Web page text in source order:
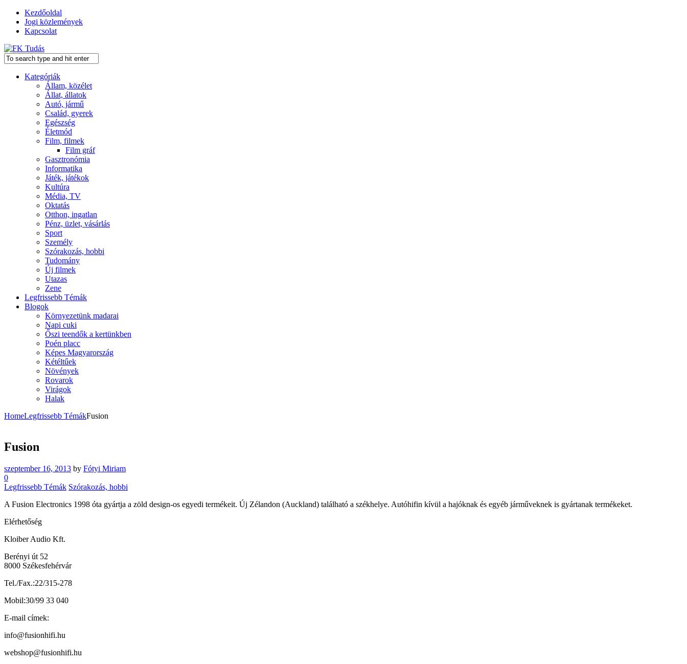
Kezdőoldal
Jogi közlemények
Kapcsolat
Kategóriák
Állam, közélet
Állat, állatok
Autó, jármű
Család, gyerek
Egészség
Életmód
Film, filmek
Film gráf
Gasztronómia
Informatika
Játék, játékok
Kultúra
Média, TV
Oktatás
Otthon, ingatlan
Pénz, üzlet, vásárlás
Sport
Személy
Szórakozás, hobbi
Tudomány
Új filmek
Utazas
Zene
Legfrissebb Témák
Blogok
Környezetünk madarai
Napi cuki
Őszi teendők a kertünkben
Poén placc
Képes Magyarország
Kétéltűek
Növények
Rovarok
Virágok
Halak
HomeLegfrissebb TémákFusion
Fusion
szeptember 16, 2013 by Fótyi Miriam
0
Legfrissebb Témák Szórakozás, hobbi
A Fusion Electronics 1998 óta gyártja a zöld design-os egyedi termékeit. Új Zélandon (Auckland) található a székhelye. Autóhifin kívül a hajóknak és egyéb járműveknek is gyártanak termékeket.
Elérhetőség
Kloiber Audio Kft.
Berényi út 52
8000 Székesfehérvár
Tel./Fax.:22/315-278
Mobil:30/99 33 040
E-mail címek:
info@fusionhifi.hu
webshop@fusionhifi.hu